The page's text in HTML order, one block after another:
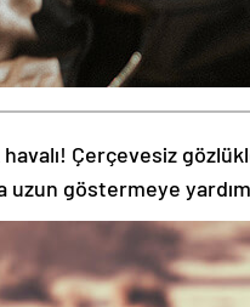
Çerçevesiz
göstermeye